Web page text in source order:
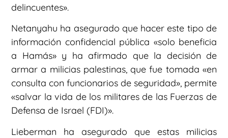
delincuentes».
Netanyahu ha asegurado que hacer este tipo de
información confidencial pública «solo beneficia
a Hamás» y ha afirmado que la decisión de
armar a milicias palestinas, que fue tomada «en
consulta con funcionarios de seguridad», permite
«salvar la vida de los militares de las Fuerzas de
Defensa de Israel (FDI)».
Lieberman ha asegurado que estas milicias